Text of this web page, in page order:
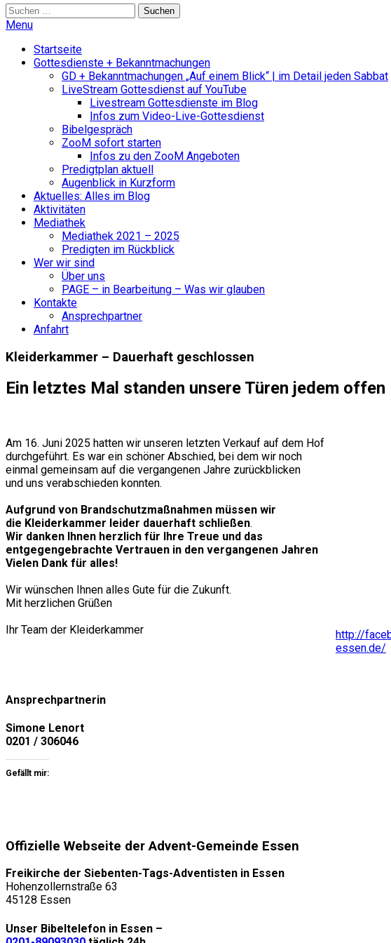
Suchen
nach:
Menu
Startseite
Gottesdienste + Bekanntmachungen
GD + Bekanntmachungen „Auf einem Blick“ | im Detail jeden Sabbat
LiveStream Gottesdienst auf YouTube
Livestream Gottesdienste im Blog
Infos zum Video-Live-Gottesdienst
Bibelgespräch
ZooM sofort starten
Infos zu den ZooM Angeboten
Predigtplan aktuell
Augenblick in Kurzform
Aktuelles: Alles im Blog
Aktivitäten
Mediathek
Mediathek 2021 – 2025
Predigten im Rückblick
Wer wir sind
Über uns
PAGE – in Bearbeitung – Was wir glauben
Kontakte
Ansprechpartner
Anfahrt
Kleiderkammer – Dauerhaft geschlossen
Ein letztes Mal standen unsere Türen jedem offen
Am 16. Juni 2025 hatten wir unseren letzten Verkauf auf dem Hof
durchgeführt. Es war ein schöner Abschied, bei dem wir noch
einmal gemeinsam auf die vergangenen Jahre zurückblicken
und uns verabschieden konnten.
Aufgrund von Brandschutzmaßnahmen müssen wir
die Kleiderkammer leider dauerhaft schließen.
Wir danken Ihnen herzlich für Ihre Treue und das
entgegengebrachte Vertrauen in den vergangenen Jahren
Vielen Dank für alles!
Wir wünschen Ihnen alles Gute für die Zukunft.
Mit herzlichen Grüßen
Ihr Team der Kleiderkammer
http://
essen.de/
Ansprechpartnerin
Simone Lenort
0201 / 306046
Gefällt mir:
Offizielle Webseite der Advent-Gemeinde Essen
Freikirche der Siebenten-Tags-Adventisten in Essen
Hohenzollernstraße 63
45128 Essen
Unser Bibeltelefon in Essen –